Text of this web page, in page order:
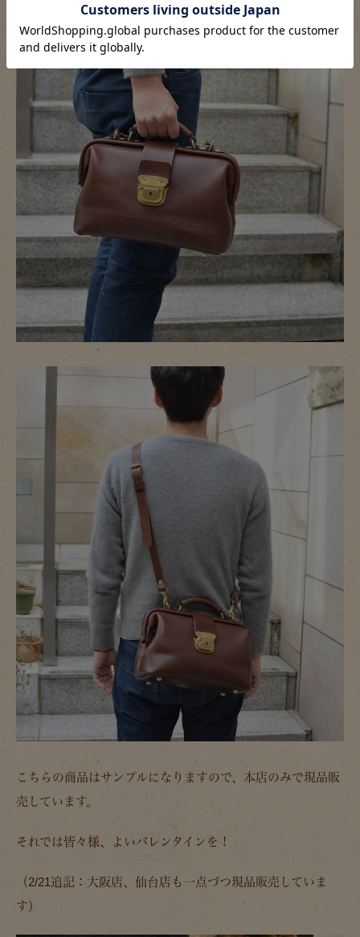
こちらの商品はサンプルになりますので、本店のみで現品販
売しています。
それでは皆々様、よいバレンタインを！
（2/21追記：大阪店、仙台店も一点づつ現品販売していま
す）